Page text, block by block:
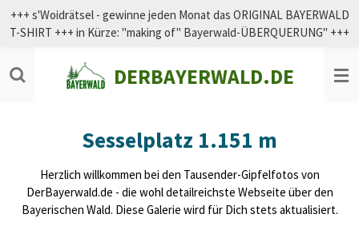
Zum
Hauptinhalt
DERBAYERWALD.DE
+++ s'Woidrätsel - gewinne jeden Monat das ORIGINAL BAYERWALD
T-SHIRT +++ in Kürze: "making of" Bayerwald-ÜBERQUERUNG" +++
Sesselplatz 1.151 m
Herzlich willkommen bei den Tausender-Gipfelfotos von
DerBayerwald.de - die wohl detailreichste Webseite über den
Bayerischen Wald. Diese Galerie wird für Dich stets aktualisiert.